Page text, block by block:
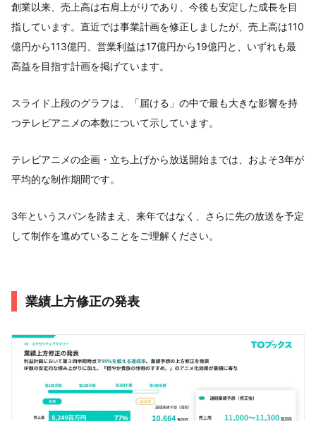
創業以来、売上高は右肩上がりであり、今後も安定した成長を目
指しています。直近では事業計画を修正しましたが、売上高は110
億円から113億円、営業利益は17億円から19億円と、いずれも最
高益を目指す計画を掲げています。
スライド上段のグラフは、「届ける」の中で最も大きな影響を持
つテレビアニメの本数について示しています。
テレビアニメの企画・立ち上げから放送開始までは、およそ3年が
平均的な制作期間です。
3年というスパンを踏まえ、来年ではなく、さらに先の放送を予定
して制作を進めていることをご理解ください。
業績上方修正の発表